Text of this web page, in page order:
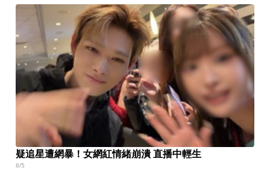
疑追星遭網暴！女網紅情緒崩潰 直播中輕生
8/5